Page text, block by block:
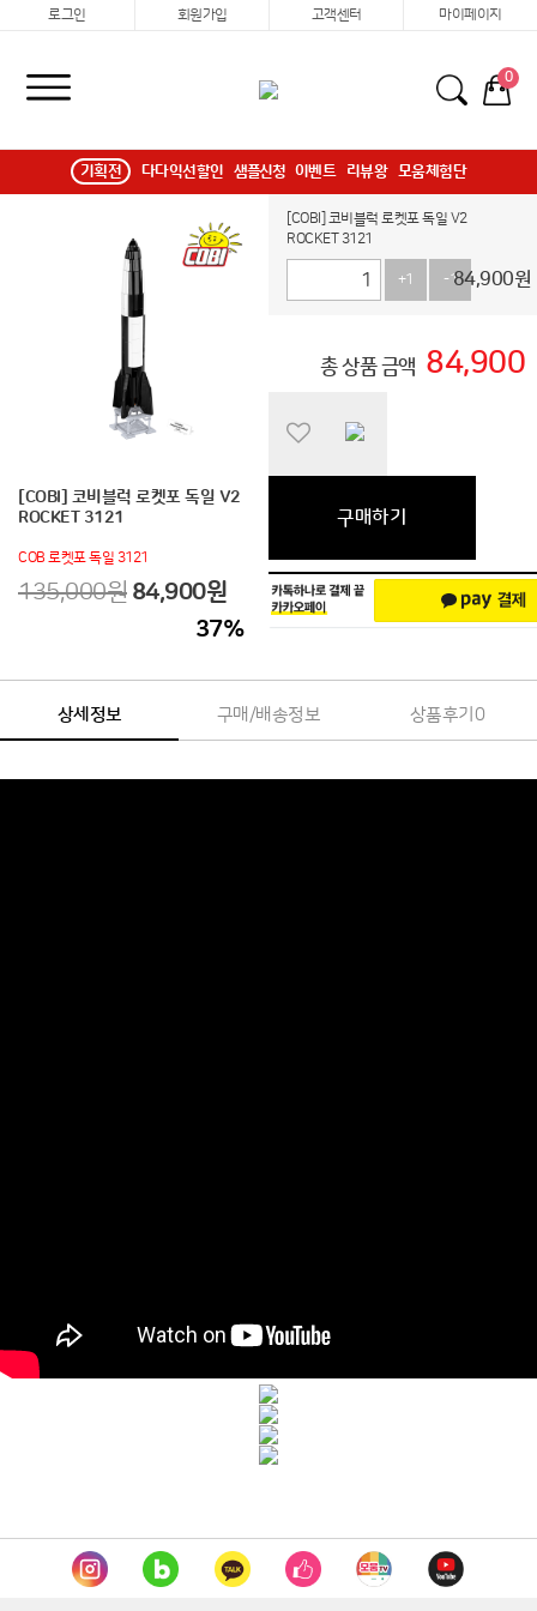
로그인 회원가입 고객센터 마이페이지
0
기획전 다다익선할인 샘플신청 이벤트 리뷰왕 모움체험단
[COBI] 코비블럭 로켓포 독일 V2
ROCKET 3121
COB 로켓포 독일 3121
135,000원 84,900원
37%
[COBI] 코비블럭 로켓포 독일 V2
ROCKET 3121
+1 -184,900원
총 상품 금액 84,900
구매하기
상세정보 구매/배송정보 상품후기 0